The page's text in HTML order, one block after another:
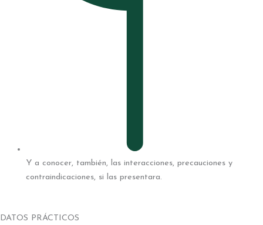
Y a conocer, también, las interacciones, precauciones y
contraindicaciones, si las presentara.
DATOS PRÁCTICOS